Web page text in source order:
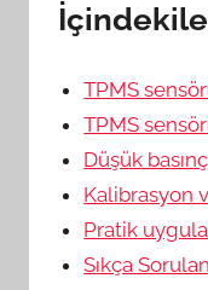
TPMS
TPMS
Düşük
Kalibrasyon
Pratik
Sıkça